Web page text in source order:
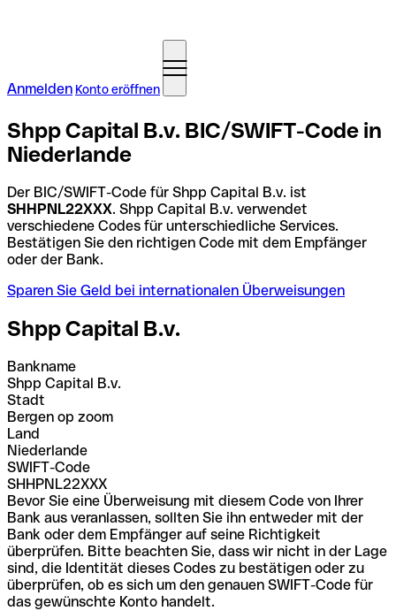
Anmelden Konto eröffnen
Shpp Capital B.v. BIC/SWIFT-Code in
Niederlande
Der BIC/SWIFT-Code für Shpp Capital B.v. ist
SHHPNL22XXX. Shpp Capital B.v. verwendet
verschiedene Codes für unterschiedliche Services.
Bestätigen Sie den richtigen Code mit dem Empfänger
oder der Bank.
Sparen Sie Geld bei internationalen Überweisungen
Shpp Capital B.v.
Bankname
Shpp Capital B.v.
Stadt
Bergen op zoom
Land
Niederlande
SWIFT-Code
SHHPNL22XXX
Bevor Sie eine Überweisung mit diesem Code von Ihrer
Bank aus veranlassen, sollten Sie ihn entweder mit der
Bank oder dem Empfänger auf seine Richtigkeit
überprüfen. Bitte beachten Sie, dass wir nicht in der Lage
sind, die Identität dieses Codes zu bestätigen oder zu
überprüfen, ob es sich um den genauen SWIFT-Code für
das gewünschte Konto handelt.